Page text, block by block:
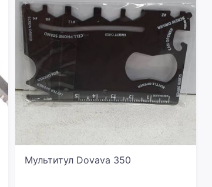
Мультитул Dovava 350